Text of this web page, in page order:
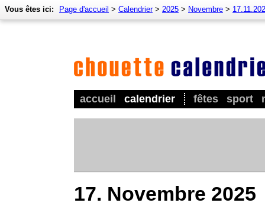
accueil calendrier fêtes sport
Vous êtes ici: Page d'accueil > Calendrier> 2025 > Novembre >
17. Novembre 2025